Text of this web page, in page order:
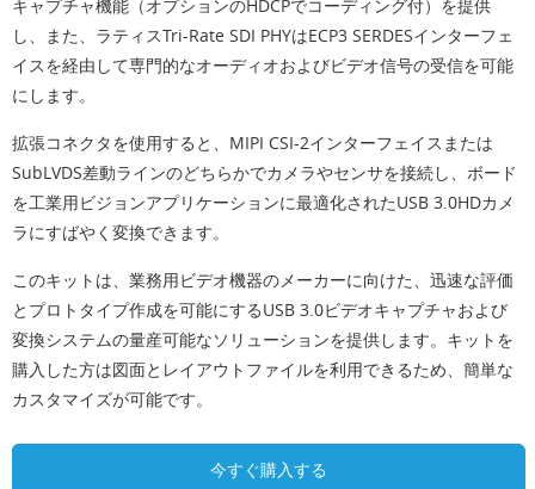
キャプチャ機能（オプションのHDCPでコーディング付）を提供
し、また、ラティスTri-Rate SDI PHYはECP3 SERDESインターフェ
イスを経由して専門的なオーディオおよびビデオ信号の受信を可能
にします。
拡張コネクタを使用すると、MIPI CSI-2インターフェイスまたは
SubLVDS差動ラインのどちらかでカメラやセンサを接続し、ボード
を工業用ビジョンアプリケーションに最適化されたUSB 3.0HDカメ
ラにすばやく変換できます。
このキットは、業務用ビデオ機器のメーカーに向けた、迅速な評価
とプロトタイプ作成を可能にするUSB 3.0ビデオキャプチャおよび
変換システムの量産可能なソリューションを提供します。キットを
購入した方は図面とレイアウトファイルを利用できるため、簡単な
カスタマイズが可能です。
今すぐ購入する